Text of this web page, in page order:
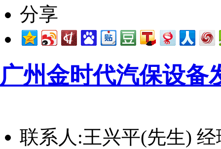
广州金时代汽保设备
联系人:王兴平(先生)